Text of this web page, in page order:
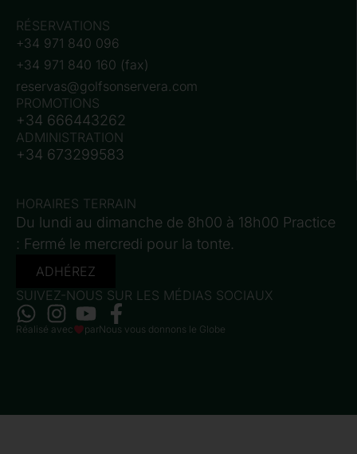
RÉSERVATIONS
+34 971 840 096
+34 971 840 160 (fax)
reservas@golfsonservera.com
PROMOTIONS
+34 666443262
ADMINISTRATION
+34 673299583
HORAIRES TERRAIN
Du lundi au dimanche de 8h00 à 18h00 Practice
: Fermé le mercredi pour la tonte.
ADHÉREZ
SUIVEZ-NOUS SUR LES MÉDIAS SOCIAUX
Réalisé avec parNous vous donnons le Globe